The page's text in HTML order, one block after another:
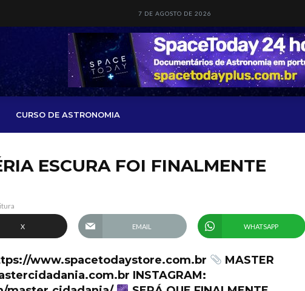
7 DE AGOSTO DE 2026
CURSO DE ASTRONOMIA
ESCURA FOI FINALMENTE
X EMAIL WHATSAPP
www.spacetodaystore.com.br
MASTER
INSTAGRAM: